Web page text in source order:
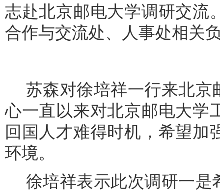
志赴北京邮电大学调研交流
合作与交流处、人事处相关
苏森对徐培祥一行来北京
心一直以来对北京邮电大学
回国人才难得时机，希望加
环境。
徐培祥表示此次调研一是